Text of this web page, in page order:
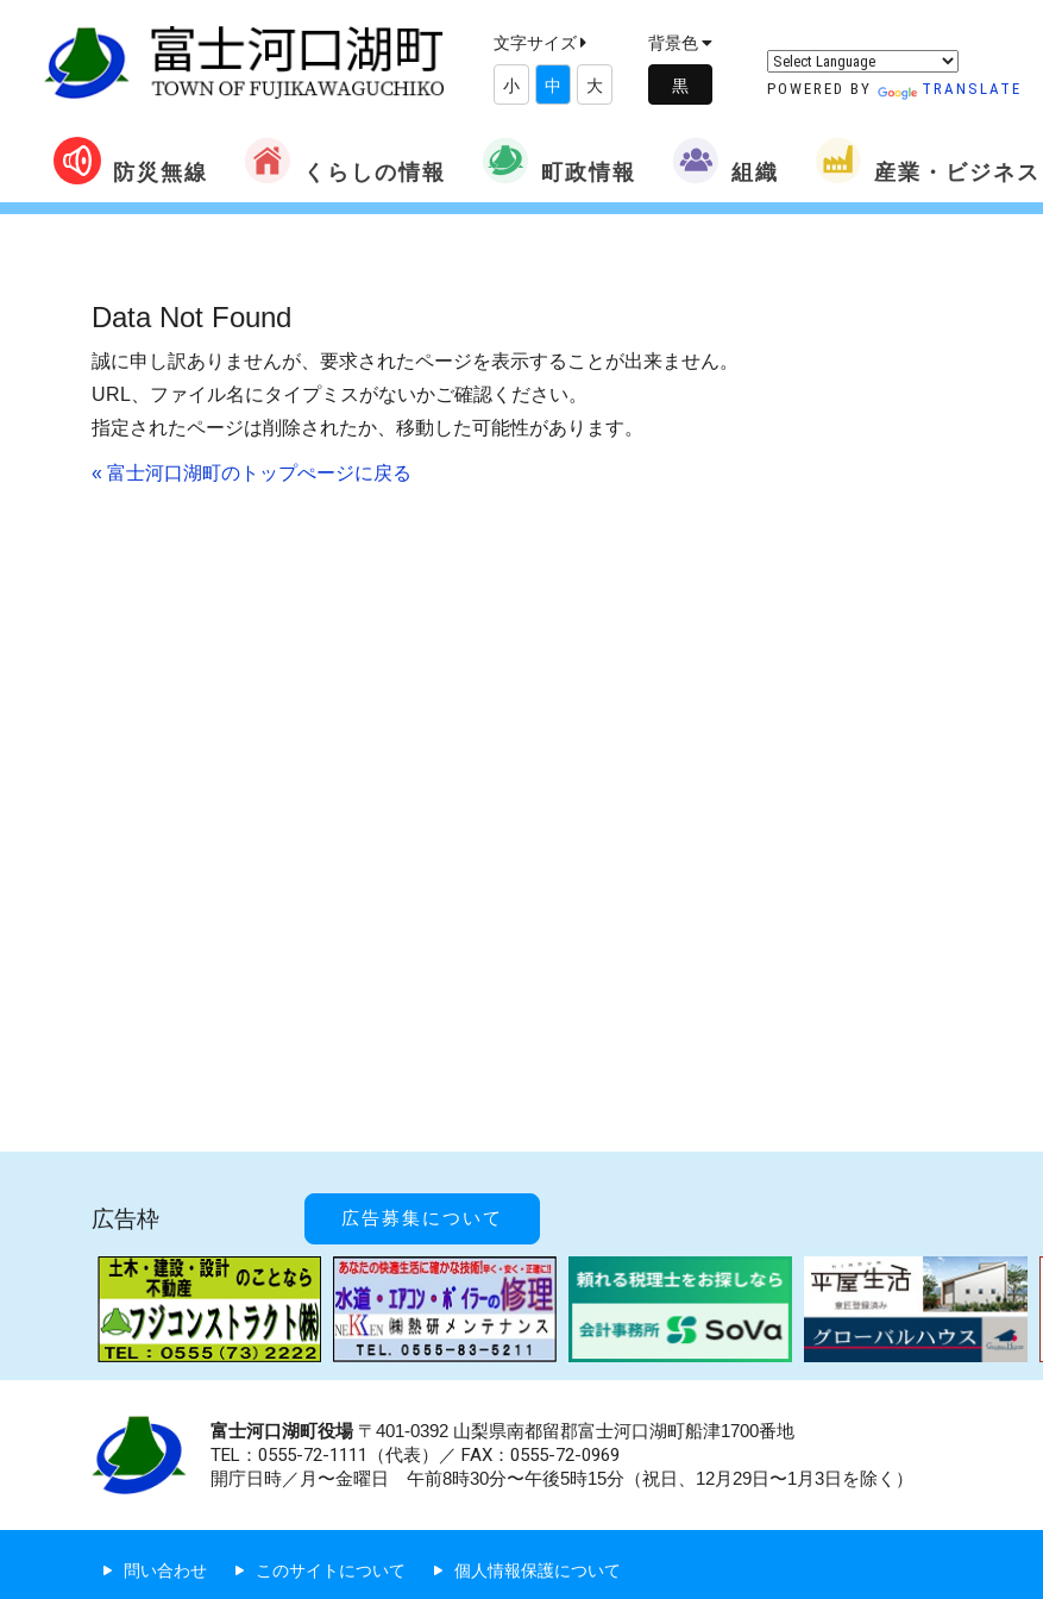
文字サイズ
小 中 大
背景色
POWERED BY TRANSLATE
防災無線 くらしの情報 町政情報 組織 産業・ビジネス
Data Not Found
誠に申し訳ありませんが、要求されたページを表示することが出来ません。
URL、ファイル名にタイプミスがないかご確認ください。
指定されたページは削除されたか、移動した可能性があります。
« 富士河口湖町のトップぺージに戻る
広告枠 広告募集について
富士河口湖町役場〒401-0392 山梨県南都留郡富士河口湖町船津1700番地
TEL：0555-72-1111 （代表）／ FAX：0555-72-0969
開庁日時／月〜金曜日 午前8時30分〜午後5時15分（祝日、12月29日〜1月3日を除く）
問い合わせ このサイトについて 個人情報保護について